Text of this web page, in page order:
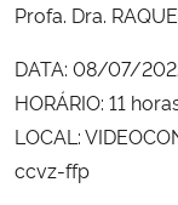
Secretaria de Governo
Gabinete de Segurança
Profa. Dra.
DATA: 08/07/
HORÁRIO: 11
LOCAL:
ccvz-ffp